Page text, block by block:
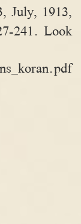
1913,
241. Look;